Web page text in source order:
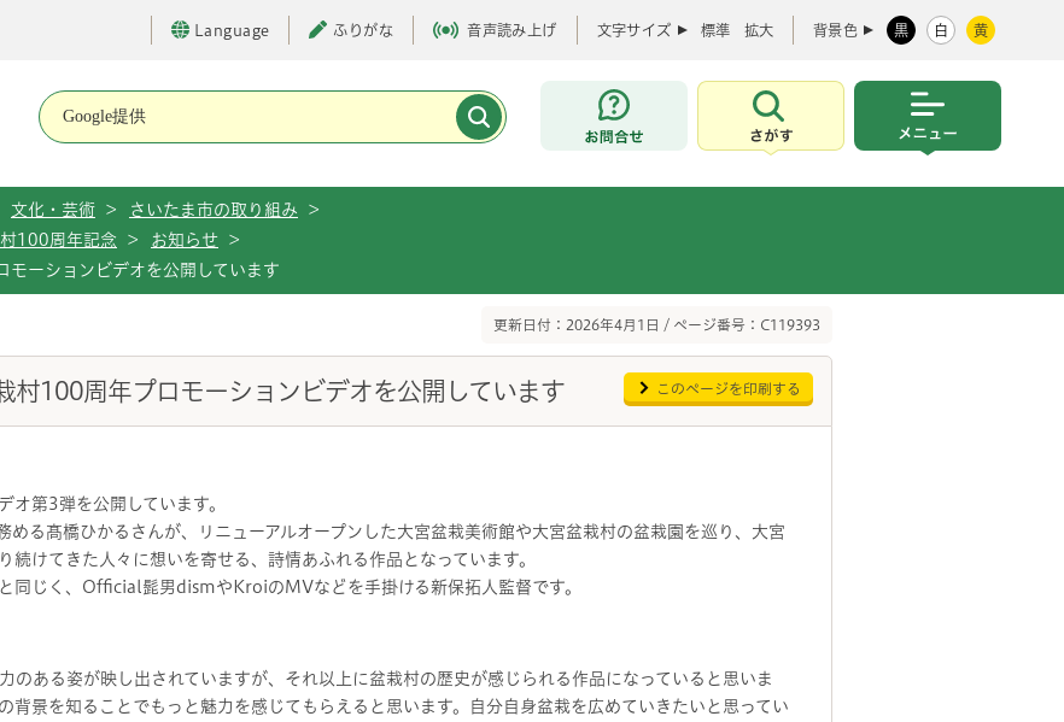
Language ふりがな 音声読み上げ 文字サイズ 標準 拡大 背景色 黒 白 黄
お問合せ
さがす
文化・芸術 > さいたま市の取り組み
>
100周年記念 > お知らせ
>
モーションビデオを公開しています
更新日付：2026年4月1日 / ページ番号：C119393
村100周年プロモーションビデオを公開しています このページを印刷する
オ第3弾を公開しています。
める髙橋ひかるさんが、リニューアルオープンした大宮盆栽美術館や大宮盆栽村の盆栽園を巡り、大宮
けてきた人々に想いを寄せる、詩情あふれる作品となっています。
同じく、Official髭男dismやKroiのMVなどを手掛ける新保拓人監督です。
のある姿が映し出されていますが、それ以上に盆栽村の歴史が感じられる作品になっていると思いま
背景を知ることでもっと魅力を感じてもらえると思います。自分自身盆栽を広めていきたいと思ってい